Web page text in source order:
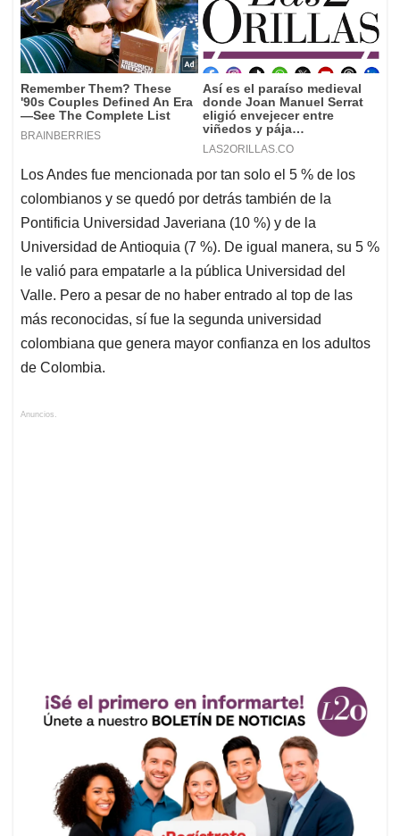
Los Andes fue mencionada por tan solo el 5 % de los
colombianos y se quedó por detrás también de la
Pontificia Universidad Javeriana (10 %) y de la
Universidad de Antioquia (7 %). De igual manera, su 5 %
le valió para empatarle a la pública Universidad del
Valle. Pero a pesar de no haber entrado al top de las
más reconocidas, sí fue la segunda universidad
colombiana que genera mayor confianza en los adultos
de Colombia.
Anuncios.